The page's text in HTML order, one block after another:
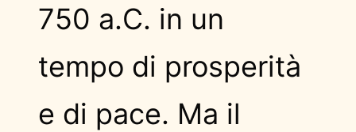
750 a.C. in un
tempo di prosperità
e di pace. Ma il